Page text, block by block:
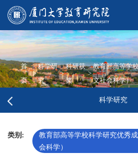
首
页
>
科学研
究
>
科研获
奖
>
教育部高等学
文社会科学）
科学研究
类别:
教育部高等学校科学研究优秀
会科学）